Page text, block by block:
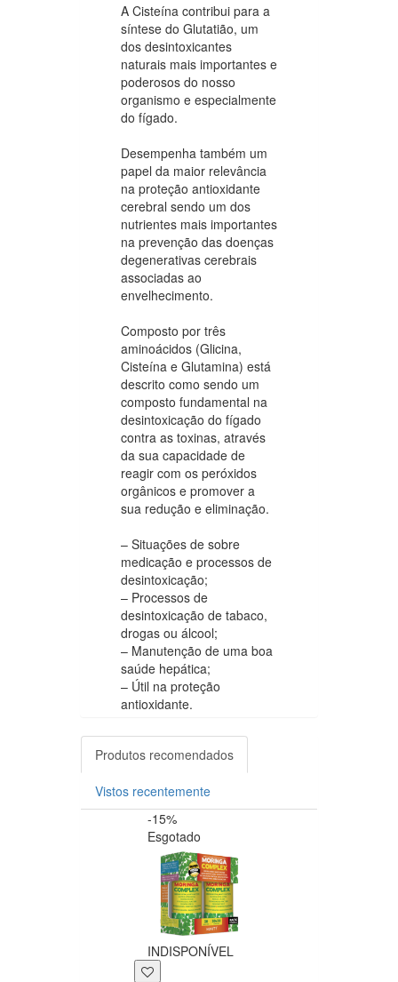
A Cisteína contribui para a
síntese do Glutatião, um
dos desintoxicantes
naturais mais importantes e
poderosos do nosso
organismo e especialmente
do fígado.
Desempenha também um
papel da maior relevância
na proteção antioxidante
cerebral sendo um dos
nutrientes mais importantes
na prevenção das doenças
degenerativas cerebrais
associadas ao
envelhecimento.
Composto por três
aminoácidos (Glicina,
Cisteína e Glutamina) está
descrito como sendo um
composto fundamental na
desintoxicação do fígado
contra as toxinas, através
da sua capacidade de
reagir com os peróxidos
orgânicos e promover a
sua redução e eliminação.
– Situações de sobre
medicação e processos de
desintoxicação;
– Processos de
desintoxicação de tabaco,
drogas ou álcool;
– Manutenção de uma boa
saúde hepática;
– Útil na proteção
antioxidante.
Produtos recomendados
Vistos recentemente
-15%
Esgotado
INDISPONÍVEL